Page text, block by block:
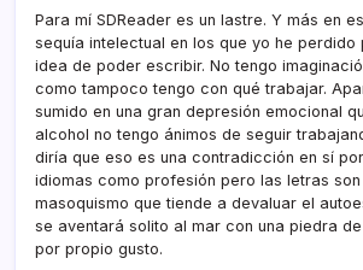
Para mí­ SDReader es un lastre. Y más en
sequí­a intelectual en los que yo he perdido
idea de poder escribir. No tengo
como tampoco tengo con qué trabajar.
sumido en una gran depresión emocional
alcohol no tengo ánimos de seguir
dirí­a que eso es una contradicción en sí­
idiomas como profesión pero las letras
masoquismo que tiende a devaluar el
se aventará solito al mar con una piedra
por propio gusto.